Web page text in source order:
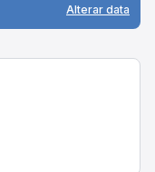
Alterar data